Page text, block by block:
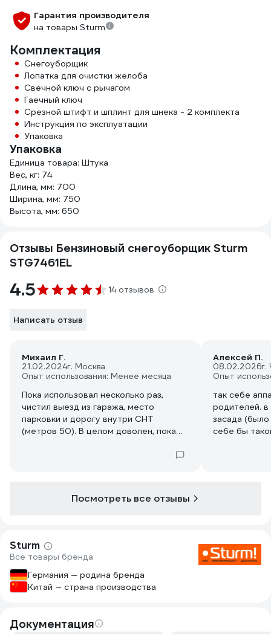
Гарантия производителя
на товары Sturm
Комплектация
Снегоуборщик
Лопатка для очистки желоба
Свечной ключ с рычагом
Гаечный ключ
Срезной штифт и шплинт для шнека - 2 комплекта
Инструкция по эксплуатации
Упаковка
Упаковка
Единица товара: Штука
Вес, кг: 74
Длина, мм: 700
Ширина, мм: 750
Высота, мм: 650
Отзывы Бензиновый снегоуборщик Sturm
STG7461EL
4.5 14 отзывов
Написать отзыв
Михаил Г.
21.02.2024г. Москва
Опыт использования: Менее месяца
Пока использовал несколько раз,
чистил выезд из гаража, место
парковки и дорогу внутри СНТ
(метров 50). В целом доволен, пока
Алексей П.
08.02.2026г.
Опыт
так себе
родителей.
засада
себе бы
Посмотреть все отзывы
Sturm
Все товары бренда
Германия — родина бренда
Китай — страна производства
Документация